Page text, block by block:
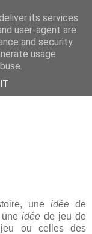
uneidée de
idéede jeu de
ou celles des
its services
user-agent are
and security
usage